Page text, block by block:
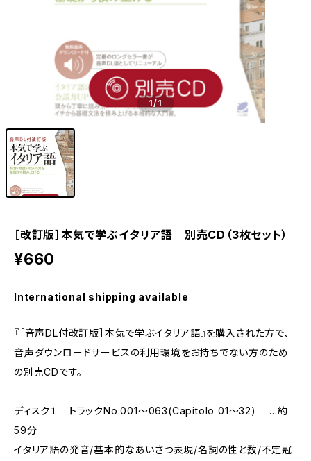
1/1
［改訂版］本気で学ぶイタリア語 別売CD（3枚セット）
¥660
International shipping available
『［音声DL付改訂版］本気で学ぶイタリア語』を購入された方で、
音声ダウンロードサービスの利用環境をお持ちでない方のため
の別売CDです。
ディスク１ トラックNo.001～063(Capitolo 01～32) …約
59分
イタリア語の発音/基本的なあいさつ表現/名詞の性と数/不定冠